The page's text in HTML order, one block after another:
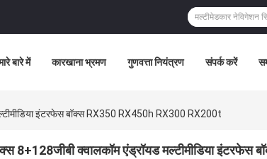
बारे में कारखाना भ्रमण गुणवत्ता नियंत्रण संपर्क करें
इंटरफेस बॉक्स RX350 RX450h RX300 RX200t
8+128जीबी क्वालकॉम एंड्रॉयड मल्टीमीडिया इंटरफेस